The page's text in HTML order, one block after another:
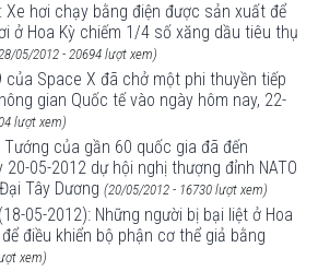
Xe hơi chạy bằng điện được sản xuất để
ở Hoa Kỳ chiếm 1/4 số xăng dầu tiêu thụ
05/2012 - 20694 lượt xem)
của Space X đã chở một phi thuyền tiếp
gian Quốc tế vào ngày hôm nay, 22-
lượt xem)
của gần 60 quốc gia đã đến
20-05-2012 dự hội nghị thượng đỉnh NATO
Tây Dương (20/05/2012 - 16730 lượt xem)
05-2012): Những người bị bại liệt ở Hoa
điều khiển bộ phận cơ thể giả bằng
xem)